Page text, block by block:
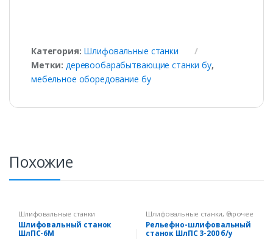
Категория: Шлифовальные станки
Метки:деревообарабытвающие станки бу,
мебельное оборедование бу
Похожие
Шлифовальные станки
Шлифовальный станок
ШлПС-6М
Шлифовальные станки,Ѳ прочее
оборудование
Рельефно-шлифовальный
станок ШлПС 3-200 б/у